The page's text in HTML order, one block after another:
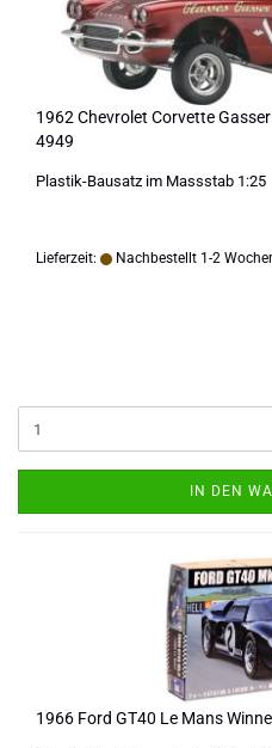
1962 Chevrolet Corvette
4949
Plastik-Bausatz im Massstab 1:25
Lieferzeit: Nachbestellt 1-2
IN DEN
1966 Ford GT40 Le Mans